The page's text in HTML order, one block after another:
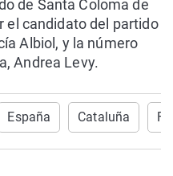
de Santa Coloma de
el candidato del partido
Albiol, y la número
Andrea Levy.
España Cataluña